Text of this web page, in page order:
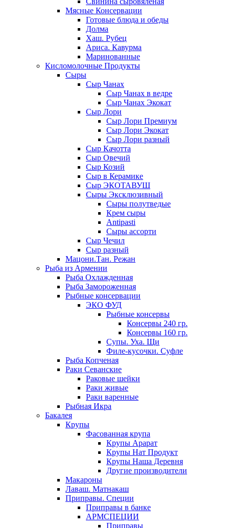
Мясные Консервации
Готовые блюда и обеды
Долма
Хаш. Рубец
Ариса. Кавурма
Маринованные
Кисломолочные Продукты
Сыры
Сыр Чанах
Сыр Чанах в ведре
Сыр Чанах Экокат
Сыр Лори
Сыр Лори Премиум
Сыр Лори Экокат
Сыр Лори разный
Сыр Качотта
Сыр Овечий
Сыр Козий
Сыр в Керамике
Сыр ЭКОТАВУШ
Сыры Эксклюзивный
Сыры полутведые
Крем сыры
Antipasti
Сыры ассорти
Сыр Чечил
Сыр разный
Мацони.Тан. Режан
Рыба из Армении
Рыба Охлажденная
Рыба Замороженная
Рыбные консервации
ЭКО ФУД
Рыбные консервы
Консервы 240 гр.
Консервы 160 гр.
Супы. Уха. Щи
Филе-кусочки. Суфле
Рыба Копченая
Раки Севанские
Раковые шейки
Раки живые
Раки варенные
Рыбная Икра
Бакалея
Крупы
Фасованная крупа
Крупы Арарат
Крупы Нат Продукт
Крупы Наша Деревня
Другие производители
Макароны
Лаваш. Матнакаш
Приправы. Специи
Приправы в банке
АРМСПЕЦИИ
Приправы